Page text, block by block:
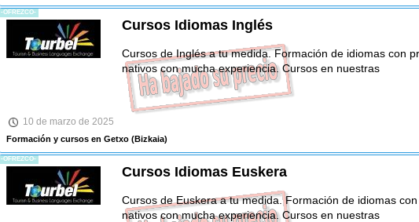
-OFREZCO-
Cursos Idiomas Inglés
Cursos de Inglés a tu medida. Formación de idiomas con
nativos con mucha experiencia. Cursos en nuestras
10 de marzo de 2025
Formación y cursos en Getxo(Bizkaia)
-OFREZCO-
Cursos Idiomas Euskera
Cursos de Euskera a tu medida. Formación de idiomas
nativos con mucha experiencia. Cursos en nuestras